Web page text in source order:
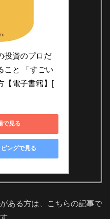
投資のプロだ
こと 「すごい
【電子書籍】[
で見る
ングで見る
ある方は、こちらの記事で